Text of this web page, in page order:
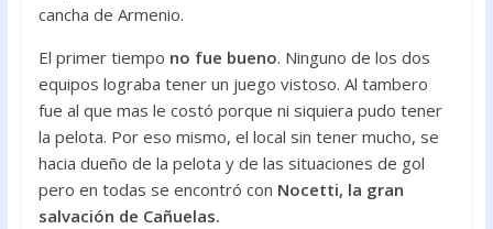
cancha de Armenio.
El primer tiempo no fue bueno. Ninguno de los dos
equipos lograba tener un juego vistoso. Al tambero
fue al que mas le costó porque ni siquiera pudo tener
la pelota. Por eso mismo, el local sin tener mucho, se
hacia dueño de la pelota y de las situaciones de gol
pero en todas se encontró con Nocetti, la gran
salvación de Cañuelas.